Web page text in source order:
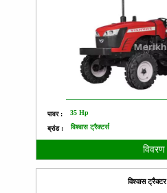
पावर : 35 Hp
ब्रांड : विश्वास ट्रैक्टर्स
विवरण
विश्वास